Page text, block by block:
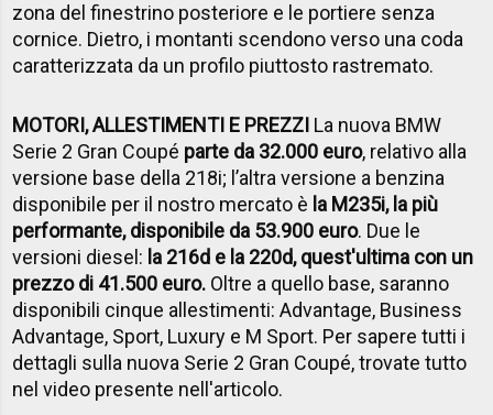
zona del finestrino posteriore e le portiere senza
cornice. Dietro, i montanti scendono verso una coda
caratterizzata da un profilo piuttosto rastremato.
MOTORI, ALLESTIMENTI E PREZZI La nuova BMW
Serie 2 Gran Coupé parte da 32.000 euro, relativo alla
versione base della 218i; l’altra versione a benzina
disponibile per il nostro mercato è la M235i, la più
performante, disponibile da 53.900 euro. Due le
versioni diesel: la 216d e la 220d, quest'ultima con un
prezzo di 41.500 euro. Oltre a quello base, saranno
disponibili cinque allestimenti: Advantage, Business
Advantage, Sport, Luxury e M Sport. Per sapere tutti i
dettagli sulla nuova Serie 2 Gran Coupé, trovate tutto
nel video presente nell'articolo.